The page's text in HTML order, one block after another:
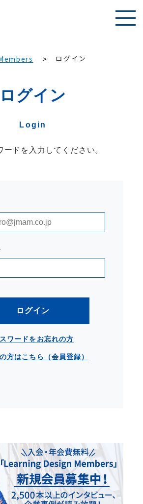
ログイン
ログイン
Login
ードを入力してください。
ログイン
ワードをお忘れの方
方はこちら（会員登録）